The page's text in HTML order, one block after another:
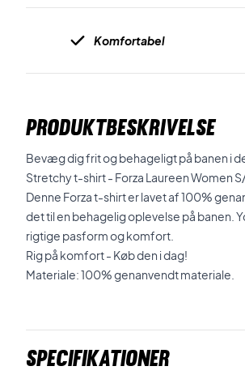
Komfortabel
PRODUKTBESKRIVELSE
Bevæg dig frit og behageligt på banen i
Stretchy t-shirt - Forza Laureen Women
Denne Forza t-shirt er lavet af 100%
det til en behagelig oplevelse på banen.
rigtige pasform og komfort.
Rig på komfort - Køb den i dag!
Materiale: 100% genanvendt materiale.
Specifikationer